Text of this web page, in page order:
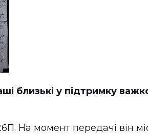
близькі у підтримку
На момент передачі він